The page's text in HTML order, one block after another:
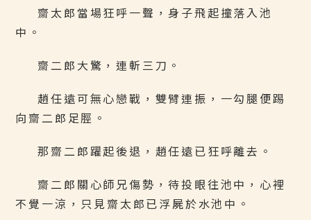
齋太郎當場狂呼一聲，身子飛起撞落入池
中。
齋二郎大驚，連斬三刀。
趙任遠可無心戀戰，雙臂連振，一勾腿便踢
向齋二郎足脛。
那齋二郎躍起後退，趙任遠已狂呼離去。
齋二郎關心師兄傷勢，待投眼往池中，心裡
不覺一涼，只見齋太郎已浮屍於水池中。